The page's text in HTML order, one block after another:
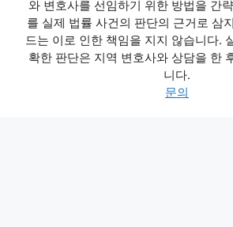
와 변호사를 선임하기 위한 방법을 간
를 실제 법률 사건의 판단의 근거로 삼
드는 이로 인한 책임을 지지 않습니다.
확한 판단은 지역 변호사와 상담을 한
니다.
문의